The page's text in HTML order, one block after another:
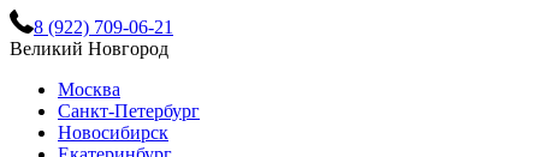
8 (922) 709-06-21
Великий Новгород
Москва
Санкт-Петербург
Новосибирск